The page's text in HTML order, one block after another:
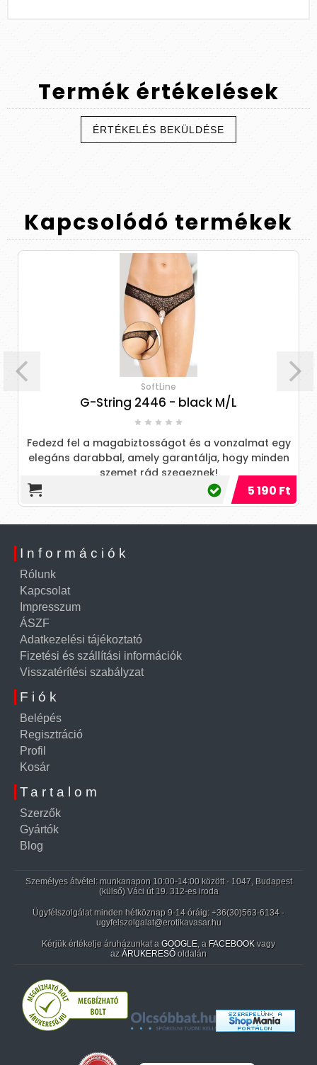
Termék értékelések
ÉRTÉKELÉS BEKÜLDÉSE
Kapcsolódó termékek
SoftLine
G-String 2446 - black M/L
Fedezd fel a magabiztosságot és a vonzalmat egy
elegáns darabbal, amely garantálja, hogy minden
szemet rád szegeznek!
5 190 Ft
Információk
Rólunk
Kapcsolat
Impresszum
ÁSZF
Adatkezelési tájékoztató
Fizetési és szállítási információk
Visszatérítési szabályzat
Fiók
Belépés
Regisztráció
Profil
Kosár
Tartalom
Szerzők
Gyártók
Blog
Személyes átvétel: munkanapon 10:00-14:00 között · 1047, Budapest
(külső) Váci út 19. 312-es iroda
Ügyfélszolgálat minden hétköznap 9-14 óráig: +36(30)563-6134 ·
ugyfelszolgalat@erotikavasar.hu
Kérjük értékelje áruházunkat a GOOGLE, a FACEBOOK vagy
az ÁRUKERESŐ oldalán